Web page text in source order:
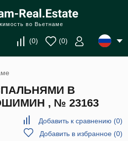
во Вьетнаме
(0) (0)
В
, № 23163
Добавить к сравнению (0)
Добавить в избранное(0)